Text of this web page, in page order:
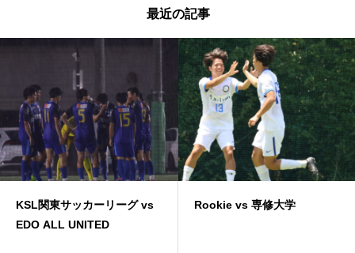
最近の記事
KSL関東サッカーリーグ vs
EDO ALL UNITED
Rookie vs 専修大学